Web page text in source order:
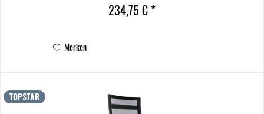
234,75 € *
Merken
TOPSTAR